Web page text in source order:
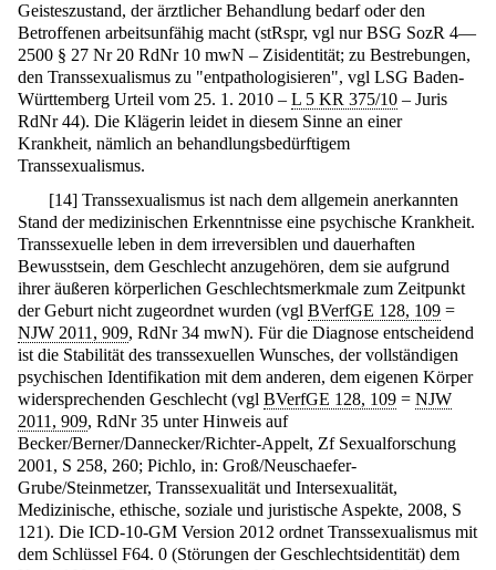
Geisteszustand, der ärztlicher Behandlung bedarf oder den
Betroffenen arbeitsunfähig macht (stRspr, vgl nur BSG SozR 4—
2500 § 27 Nr 20 RdNr 10 mwN – Zisidentität; zu Bestrebungen,
den Transsexualismus zu "entpathologisieren", vgl LSG Baden-
Württemberg Urteil vom 25. 1. 2010 – L 5 KR 375/10 – Juris
RdNr 44). Die Klägerin leidet in diesem Sinne an einer
Krankheit, nämlich an behandlungsbedürftigem
Transsexualismus.
[14] Transsexualismus ist nach dem allgemein anerkannten
Stand der medizinischen Erkenntnisse eine psychische Krankheit.
Transsexuelle leben in dem irreversiblen und dauerhaften
Bewusstsein, dem Geschlecht anzugehören, dem sie aufgrund
ihrer äußeren körperlichen Geschlechtsmerkmale zum Zeitpunkt
der Geburt nicht zugeordnet wurden (vgl BVerfGE 128, 109 =
NJW 2011, 909, RdNr 34 mwN). Für die Diagnose entscheidend
ist die Stabilität des transsexuellen Wunsches, der vollständigen
psychischen Identifikation mit dem anderen, dem eigenen Körper
widersprechenden Geschlecht (vgl BVerfGE 128, 109 = NJW
2011, 909, RdNr 35 unter Hinweis auf
Becker/Berner/Dannecker/Richter-Appelt, Zf Sexualforschung
2001, S 258, 260; Pichlo, in: Groß/Neuschaefer-
Grube/Steinmetzer, Transsexualität und Intersexualität,
Medizinische, ethische, soziale und juristische Aspekte, 2008, S
121). Die ICD-10-GM Version 2012 ordnet Transsexualismus mit
dem Schlüssel F64. 0 (Störungen der Geschlechtsidentität) dem